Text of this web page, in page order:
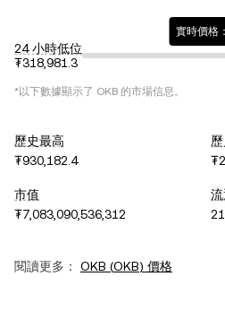
24 小時低位
₮318,981.3
實時價格
*以下數據顯示了 OKB 的市場信息。
歷史最高
₮930,182.4
市值
₮7,083,090,536,312
閱讀更多： OKB (OKB) 價格